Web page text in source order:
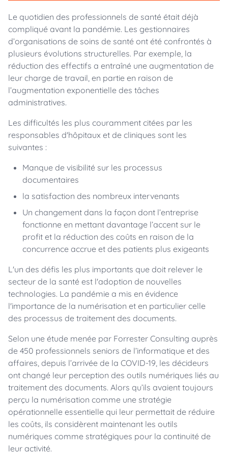
Le quotidien des professionnels de santé était déjà
compliqué avant la pandémie. Les gestionnaires
d’organisations de soins de santé ont été confrontés à
plusieurs évolutions structurelles. Par exemple, la
réduction des effectifs a entraîné une augmentation de
leur charge de travail, en partie en raison de
l’augmentation exponentielle des tâches
administratives.
Les difficultés les plus couramment citées par les
responsables d'hôpitaux et de cliniques sont les
suivantes :
Manque de visibilité sur les processus
documentaires
la satisfaction des nombreux intervenants
Un changement dans la façon dont l’entreprise
fonctionne en mettant davantage l’accent sur le
profit et la réduction des coûts en raison de la
concurrence accrue et des patients plus exigeants
L'un des défis les plus importants que doit relever le
secteur de la santé est l'adoption de nouvelles
technologies. La pandémie a mis en évidence
l'importance de la numérisation et en particulier celle
des processus de traitement des documents.
Selon une étude menée par Forrester Consulting auprès
de 450 professionnels seniors de l’informatique et des
affaires, depuis l’arrivée de la COVID-19, les décideurs
ont changé leur perception des outils numériques liés au
traitement des documents. Alors qu’ils avaient toujours
perçu la numérisation comme une stratégie
opérationnelle essentielle qui leur permettait de réduire
les coûts, ils considèrent maintenant les outils
numériques comme stratégiques pour la continuité de
leur activité.